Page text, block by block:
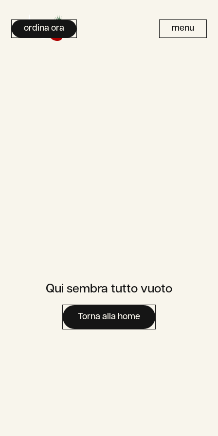
ordina ora menu
Carriera
Area Media
Contatti
Area Utente
Qui sembra tutto vuoto
Torna alla home